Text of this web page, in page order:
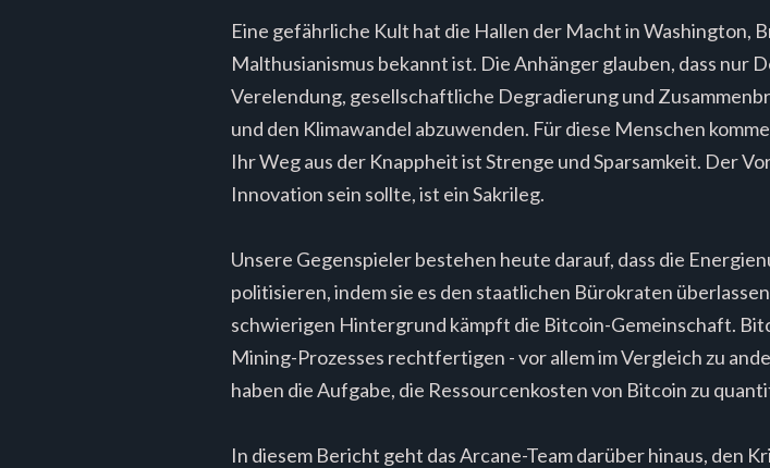
Eine gefährliche Kult hat die Hallen der Macht in Washington,
Malthusianismus bekannt ist. Die Anhänger glauben, dass nur
Verelendung, gesellschaftliche Degradierung und
und den Klimawandel abzuwenden. Für diese Menschen
Ihr Weg aus der Knappheit ist Strenge und Sparsamkeit. Der
Innovation sein sollte, ist ein Sakrileg.
Unsere Gegenspieler bestehen heute darauf, dass die
politisieren, indem sie es den staatlichen Bürokraten
schwierigen Hintergrund kämpft die Bitcoin-Gemeinschaft.
Mining-Prozesses rechtfertigen - vor allem im Vergleich zu
haben die Aufgabe, die Ressourcenkosten von Bitcoin zu
In diesem Bericht geht das Arcane-Team darüber hinaus, den